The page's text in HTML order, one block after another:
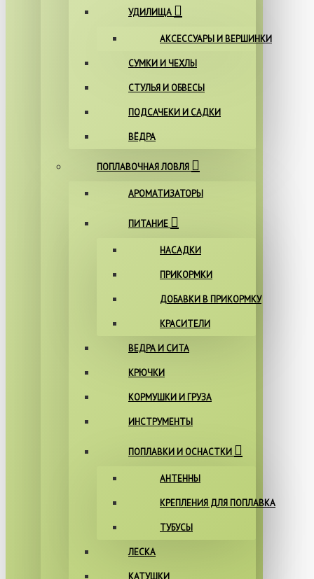
УДИЛИЩА
АКСЕССУАРЫ И ВЕРШИНКИ
СУМКИ И ЧЕХЛЫ
СТУЛЬЯ И ОБВЕСЫ
ПОДСАЧЕКИ И САДКИ
ВЁДРА
ПОПЛАВОЧНАЯ ЛОВЛЯ
АРОМАТИЗАТОРЫ
ПИТАНИЕ
НАСАДКИ
ПРИКОРМКИ
ДОБАВКИ В ПРИКОРМКУ
КРАСИТЕЛИ
ВЕДРА И СИТА
КРЮЧКИ
КОРМУШКИ И ГРУЗА
ИНСТРУМЕНТЫ
ПОПЛАВКИ И ОСНАСТКИ
АНТЕННЫ
КРЕПЛЕНИЯ ДЛЯ ПОПЛАВКА
ТУБУСЫ
ЛЕСКА